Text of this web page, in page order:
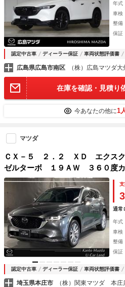
年式
車検
整備
保証
認定中古車 ディーラー保証 車両状態評価書
広島県広島市南区 （株）広島マツダ
在庫を確認・見積り
今あなたの他に1
マツダ
ＣＸ－５ ２．２ ＸＤ エクス
ゼルターボ １９ＡＷ ３６０度
制 アイドリングストップ搭載 本
ィ オートエアコン ブルートゥ
ス １オーナー車 ミュージックプ
通常
年式
車検
整備
保証
認定中古車 ディーラー保証 車両状態評価書
埼玉県本庄市 （株）関東マツダ 本庄